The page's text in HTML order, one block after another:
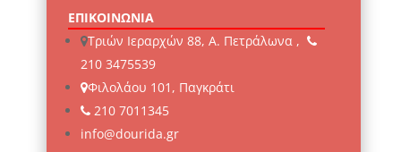
ΕΠΙΚΟΙΝΩΝΙΑ
Τριών Ιεραρχών 88, Α. Πετράλωνα ,
210 3475539
Φιλολάου 101, Παγκράτι
210 7011345
info@dourida.gr